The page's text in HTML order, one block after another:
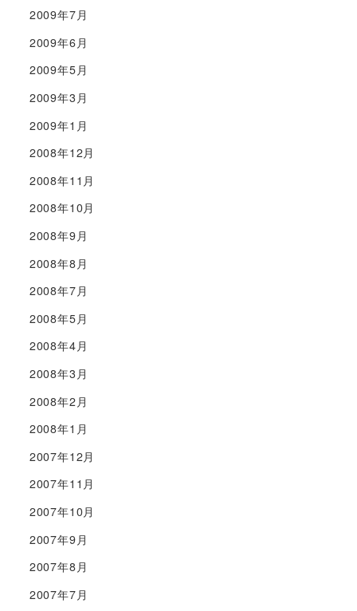
2009年7月
2009年6月
2009年5月
2009年3月
2009年1月
2008年12月
2008年11月
2008年10月
2008年9月
2008年8月
2008年7月
2008年5月
2008年4月
2008年3月
2008年2月
2008年1月
2007年12月
2007年11月
2007年10月
2007年9月
2007年8月
2007年7月